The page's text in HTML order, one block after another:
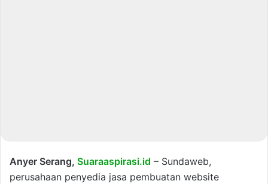
Anyer Serang, Suaraaspirasi.id – Sundaweb,
perusahaan penyedia jasa pembuatan website